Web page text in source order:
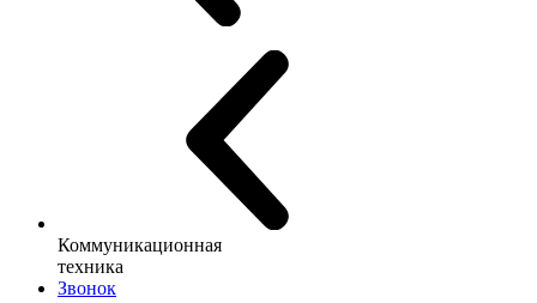
Коммуникационная
техника
Звонок